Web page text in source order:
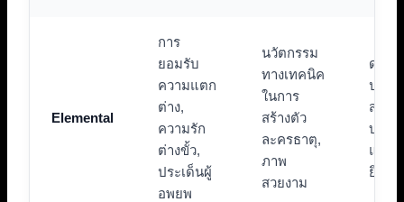
Elemental
การ
ยอมรับ
ความแตก
ต่าง,
ความรัก
ต่างขั้ว,
ประเด็นผู้
อพยพ
นวัตกรรม
ทางเทคนิค
ในการ
สร้างตัว
ละครธาตุ,
ภาพ
สวยงาม
ดนตรี
ประ
สร้าง
บรรย
แมน
ยิ่งใ